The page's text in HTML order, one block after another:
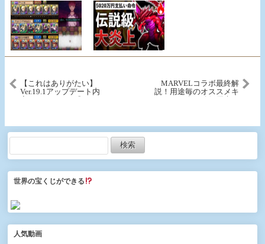
【これはありがたい】
Ver.19.1アップデート内
MARVELコラボ最終解
説！用途毎のオススメキ
世界の宝くじができる
人気動画